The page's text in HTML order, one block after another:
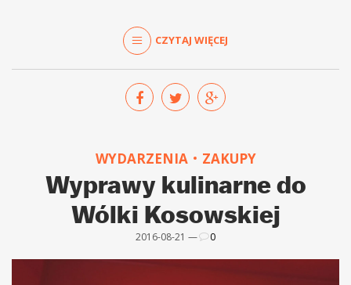
CZYTAJ WIĘCEJ
WYDARZENIA ZAKUPY
Wyprawy kulinarne do
Wólki Kosowskiej
2016-08-21 — 0